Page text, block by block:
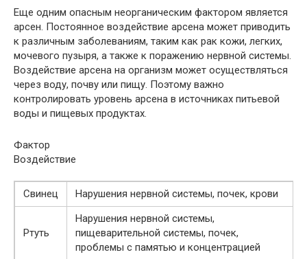
Еще одним опасным неорганическим фактором является
арсен. Постоянное воздействие арсена может приводить
к различным заболеваниям, таким как рак кожи, легких,
мочевого пузыря, а также к поражению нервной системы.
Воздействие арсена на организм может осуществляться
через воду, почву или пищу. Поэтому важно
контролировать уровень арсена в источниках питьевой
воды и пищевых продуктах.
Фактор
Воздействие
Свинец Нарушения нервной системы, почек, крови
Ртуть
Нарушения нервной системы,
пищеварительной системы, почек,
проблемы с памятью и концентрацией